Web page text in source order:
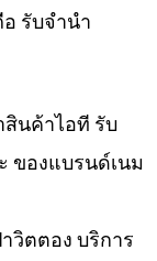
รับจำนำ
สินค้าไอที รับ
ของแบรนด์เนม
วิตตอง บริการ